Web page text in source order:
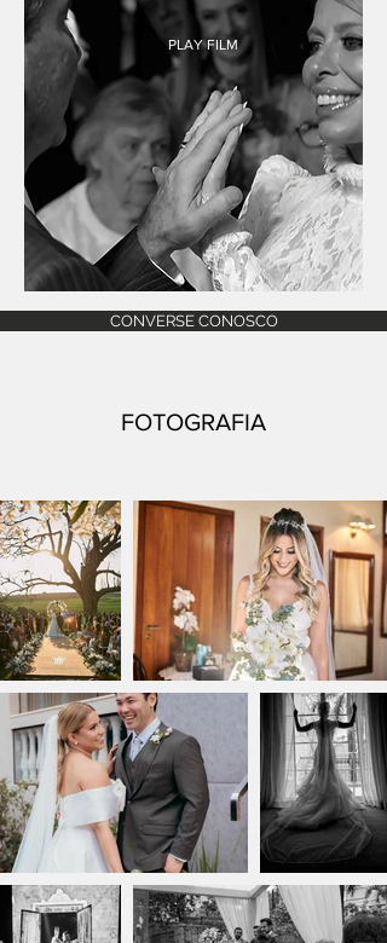
PLAY FILM
CONVERSE CONOSCO
FOTOGRAFIA